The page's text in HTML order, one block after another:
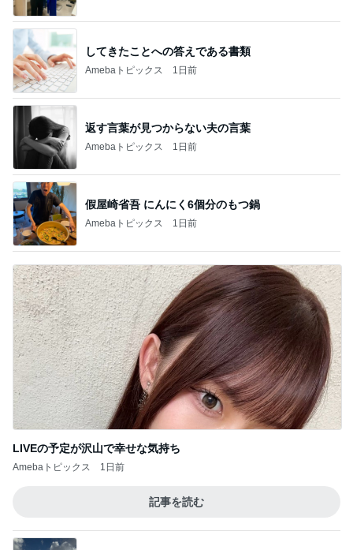
してきたことへの答えである書類
Amebaトピックス 1日前
返す言葉が見つからない夫の言葉
Amebaトピックス 1日前
假屋崎省吾 にんにく6個分のもつ鍋
Amebaトピックス 1日前
LIVEの予定が沢山で幸せな気持ち
Amebaトピックス 1日前
記事を読む